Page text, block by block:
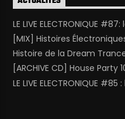
LE LIVE ELECTRONIQUE
[MIX] Histoires Électroniques
Histoire de la Dream
[ARCHIVE CD] House
LE LIVE ELECTRONIQUE